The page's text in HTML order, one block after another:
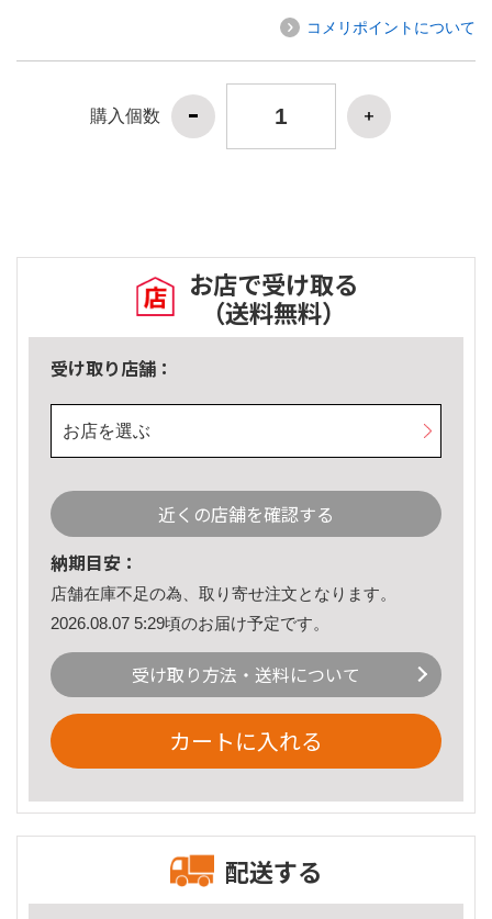
コメリポイントについて
購入個数
お店で受け取る
（送料無料）
受け取り店舗：
お店を選ぶ
近くの店舗を確認する
納期目安：
店舗在庫不足の為、取り寄せ注文となります。
2026.08.07 5:29頃のお届け予定です。
受け取り方法・送料について
カートに入れる
配送する